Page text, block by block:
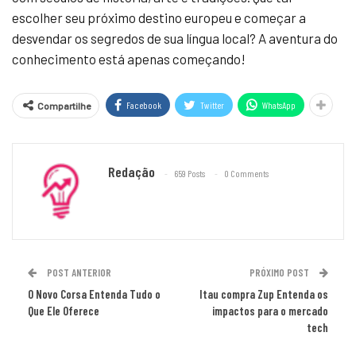
escolher seu próximo destino europeu e começar a
desvendar os segredos de sua língua local? A aventura do
conhecimento está apenas começando!
Compartilhe Facebook Twitter WhatsApp
Redação 659 Posts 0 Comments
POST ANTERIOR
O Novo Corsa Entenda Tudo o
Que Ele Oferece
PRÓXIMO POST
Itau compra Zup Entenda os
impactos para o mercado
tech